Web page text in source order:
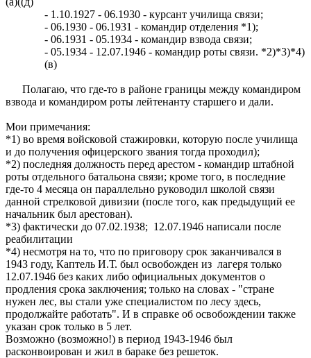
- 1.10.1927 - 06.1930 - курсант училища связи;
- 06.1930 - 06.1931 - командир отделения *1);
- 06.1931 - 05.1934 - командир взвода связи;
- 05.1934 - 12.07.1946 - командир роты связи. *2)*3)*4)
(в)
Полагаю, что где-то в районе границы между командиром
взвода и командиром роты лейтенанту старшего и дали.
Мои примечания:
*1) во время войсковой стажировки, которую после училища
и до получения офицерского звания тогда проходил);
*2) последняя должность перед арестом - командир штабной
роты отдельного батальона связи; кроме того, в последние
где-то 4 месяца он параллельно руководил школой связи
данной стрелковой дивизии (после того, как предыдущий ее
начальник был арестован).
*3) фактически до 07.02.1938; 12.07.1946 написали после
реабилитации
*4) несмотря на то, что по приговору срок заканчивался в
1943 году, Каптель И.Т. был освобожден из лагеря только
12.07.1946 без каких либо официальных документов о
продления срока заключения; только на словах - "стране
нужен лес, вы стали уже специалистом по лесу здесь,
продолжайте работать". И в справке об освобождении также
указан срок только в 5 лет.
Возможно (возможно!) в период 1943-1946 был
расконвоирован и жил в бараке без решеток.